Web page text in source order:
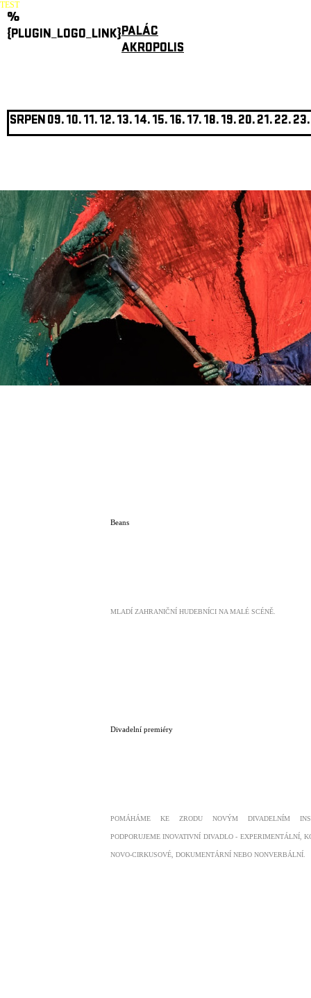
TEST
%
{PLUGIN_LOGO_LINK}PALÁC
AKROPOLIS
SRPEN09.10.11.12.13.14.15.16.17.18.19.20.21.22.23.
Beans
MLADÍ ZAHRANIČNÍ HUDEBNÍCI NA MALÉ SCÉNĚ.
Divadelní premiéry
POMÁHÁME KE ZRODU NOVÝM DIVADELNÍM
PODPORUJEME INOVATIVNÍ DIVADLO - EXPERIMENTÁLNÍ,
NOVO-CIRKUSOVÉ, DOKUMENTÁRNÍ NEBO NONVERBÁLNÍ.